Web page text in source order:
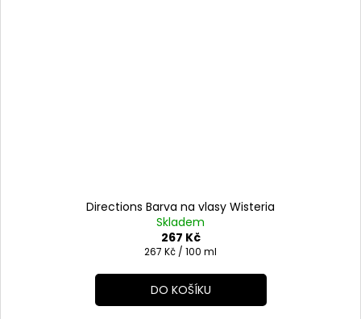
Directions Barva na vlasy Wisteria
Skladem
267 Kč
Měrná
267 Kč / 100 ml
DO KOŠÍKU